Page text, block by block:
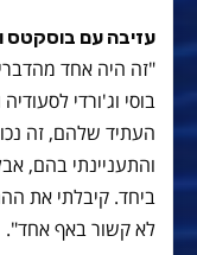
עזיבה עם בוסקטס
"זה היה אחד
בוסי וג'ורדי
העתיד שלהם, זה
והתעניינתי בהם,
ביחד. קיבלתי את
לא קשור באף אחד".